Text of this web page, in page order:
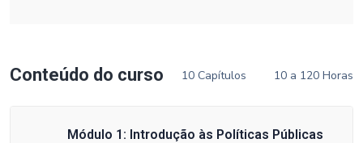
Conteúdo do curso 10 Capítulos 10 a 120 Horas
Módulo 1: Introdução às Políticas Públicas